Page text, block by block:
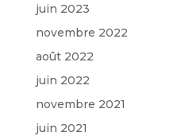
juin 2023
novembre 2022
août 2022
juin 2022
novembre 2021
juin 2021